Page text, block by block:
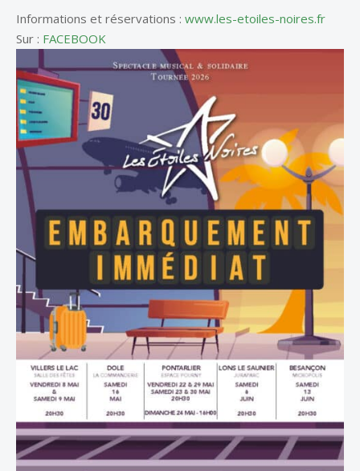
Informations et réservations : www.les-etoiles-noires.fr
Sur : FACEBOOK